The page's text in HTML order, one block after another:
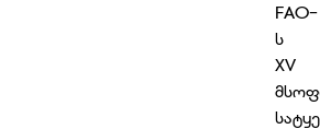
FAO-
ს
XV